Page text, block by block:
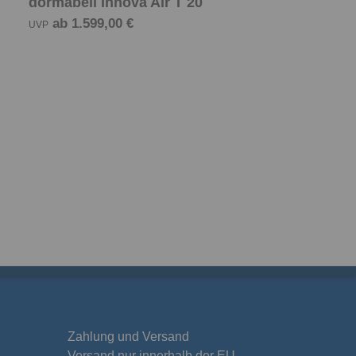
UVP ab 1.599,00 €
Zahlung und Versand